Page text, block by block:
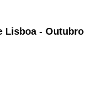
de Lisboa - Novembro 2018
Lisboa - Outubro
de Lisboa - Outubro 2018